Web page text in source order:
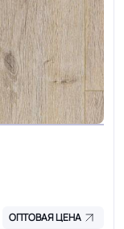
ОПТОВАЯ ЦЕНА